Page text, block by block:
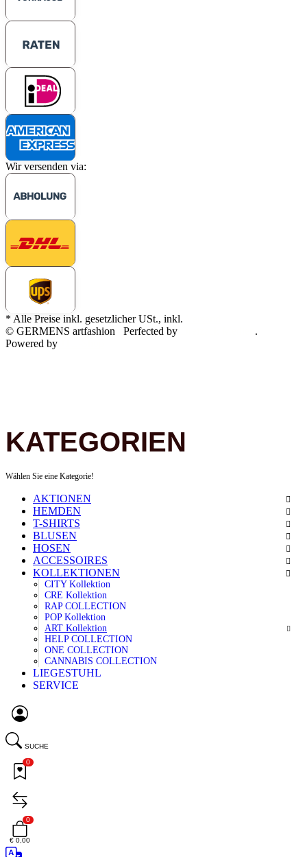
Wir versenden via:
* Alle Preise inkl. gesetzlicher USt., inkl.
© GERMENS artfashion
Perfected by
.
Powered by
KATEGORIEN
Wählen Sie eine Kategorie!
AKTIONEN
HEMDEN
T-SHIRTS
BLUSEN
HOSEN
ACCESSOIRES
KOLLEKTIONEN
CITY Kollektion
CRE Kollektion
RAP COLLECTION
POP Kollektion
ART Kollektion
HELP COLLECTION
ONE COLLECTION
CANNABIS COLLECTION
LIEGESTUHL
SERVICE
SUCHE
0
0
€ 0,00